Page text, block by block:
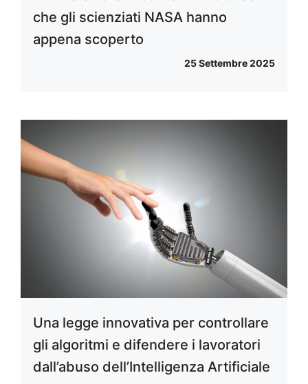
che gli scienziati NASA hanno
appena scoperto
25 Settembre 2025
Una legge innovativa per controllare
gli algoritmi e difendere i lavoratori
dall’abuso dell’Intelligenza Artificiale